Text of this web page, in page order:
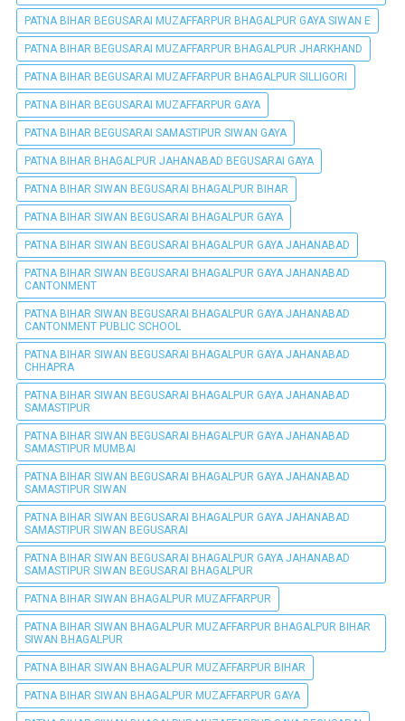
PATNA BIHAR BEGUSARAI MUZAFFARPUR BHAGALPUR GAYA SIWAN E
PATNA BIHAR BEGUSARAI MUZAFFARPUR BHAGALPUR JHARKHAND
PATNA BIHAR BEGUSARAI MUZAFFARPUR BHAGALPUR SILLIGORI
PATNA BIHAR BEGUSARAI MUZAFFARPUR GAYA
PATNA BIHAR BEGUSARAI SAMASTIPUR SIWAN GAYA
PATNA BIHAR BHAGALPUR JAHANABAD BEGUSARAI GAYA
PATNA BIHAR SIWAN BEGUSARAI BHAGALPUR BIHAR
PATNA BIHAR SIWAN BEGUSARAI BHAGALPUR GAYA
PATNA BIHAR SIWAN BEGUSARAI BHAGALPUR GAYA JAHANABAD
PATNA BIHAR SIWAN BEGUSARAI BHAGALPUR GAYA JAHANABAD
CANTONMENT
PATNA BIHAR SIWAN BEGUSARAI BHAGALPUR GAYA JAHANABAD
CANTONMENT PUBLIC SCHOOL
PATNA BIHAR SIWAN BEGUSARAI BHAGALPUR GAYA JAHANABAD
CHHAPRA
PATNA BIHAR SIWAN BEGUSARAI BHAGALPUR GAYA JAHANABAD
SAMASTIPUR
PATNA BIHAR SIWAN BEGUSARAI BHAGALPUR GAYA JAHANABAD
SAMASTIPUR MUMBAI
PATNA BIHAR SIWAN BEGUSARAI BHAGALPUR GAYA JAHANABAD
SAMASTIPUR SIWAN
PATNA BIHAR SIWAN BEGUSARAI BHAGALPUR GAYA JAHANABAD
SAMASTIPUR SIWAN BEGUSARAI
PATNA BIHAR SIWAN BEGUSARAI BHAGALPUR GAYA JAHANABAD
SAMASTIPUR SIWAN BEGUSARAI BHAGALPUR
PATNA BIHAR SIWAN BHAGALPUR MUZAFFARPUR
PATNA BIHAR SIWAN BHAGALPUR MUZAFFARPUR BHAGALPUR BIHAR
SIWAN BHAGALPUR
PATNA BIHAR SIWAN BHAGALPUR MUZAFFARPUR BIHAR
PATNA BIHAR SIWAN BHAGALPUR MUZAFFARPUR GAYA